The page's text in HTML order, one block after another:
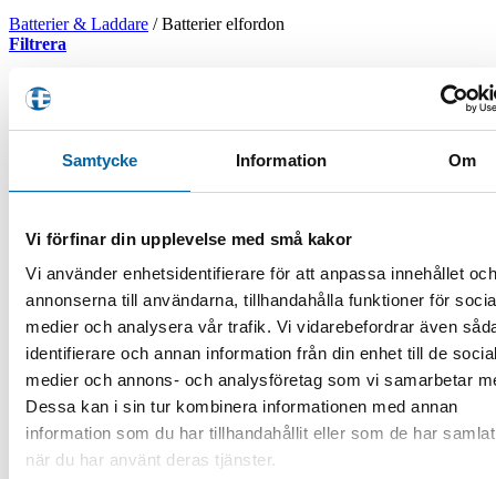
Samtycke Information Om
Vi förfinar din upplevelse med små kakor
Vi använder enhetsidentifierare för att anpassa innehållet och
annonserna till användarna, tillhandahålla funktioner för
medier och analysera vår trafik. Vi vidarebefordrar även
identifierare och annan information från din enhet till de
medier och annons- och analysföretag som vi samarbetar
Dessa kan i sin tur kombinera informationen med annan
information som du har tillhandahållit eller som de har
när du har använt deras tjänster.
Batterier & Laddare /Batterier elfordon
Filtrera
ATV
ATV-Redskap
ATV-Klippare
ATV-vagnar
Delar/Tillbehör
Flishugg
Lastramper
Sandspridare
Spårdragare
Audio & GPS
Bågar & Förstärkningar